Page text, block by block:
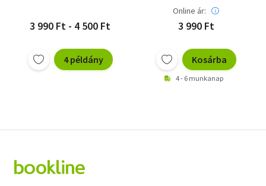
3 990 Ft - 4 500 Ft
4 példány
Online ár:
3 990 Ft
Kosárba
4 - 6 munkanap